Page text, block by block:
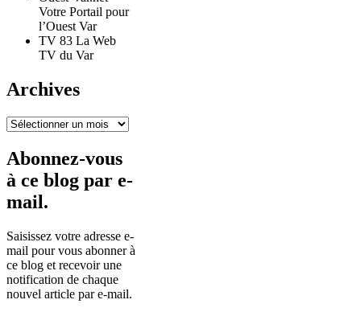
Votre Portail pour
l’Ouest Var
TV 83 La Web
TV du Var
Archives
Archives
Abonnez-vous
à ce blog par e-
mail.
Saisissez votre adresse e-
mail pour vous abonner à
ce blog et recevoir une
notification de chaque
nouvel article par e-mail.